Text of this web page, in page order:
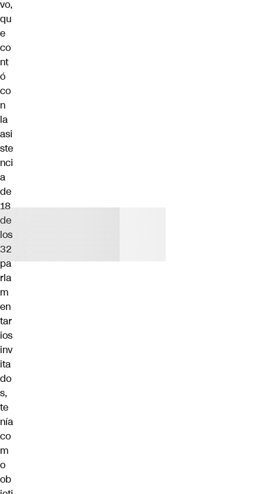
vo,
qu
e
co
nt
ó
co
n
la
asi
ste
nci
a
de
18
de
los
32
pa
rla
m
en
tar
ios
inv
ita
do
s,
te
nía
co
m
o
ob